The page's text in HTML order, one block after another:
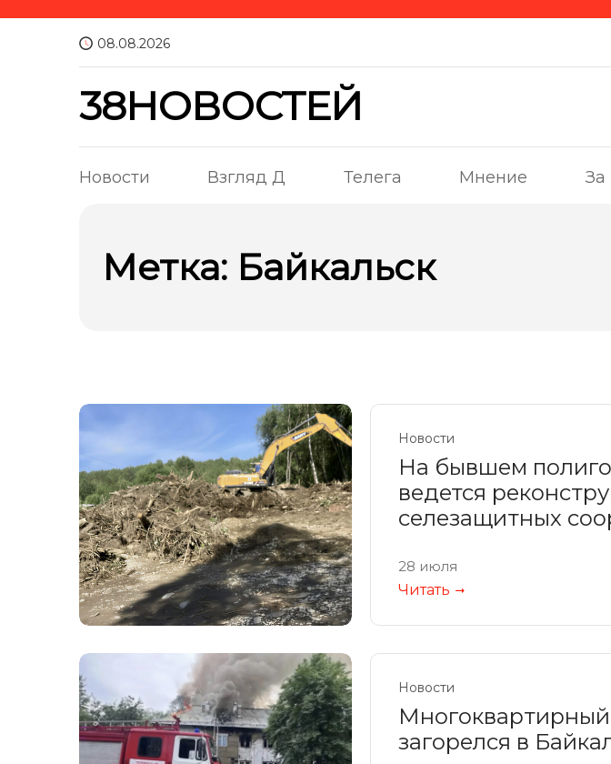
08.08.2026
38НОВОСТЕЙ
Новости Взгляд Д Телега Мнение За
Метка: Байкальск
Новости
На бывшем
ведется
селезащитных
28 июля
Читать
Новости
загорелся в